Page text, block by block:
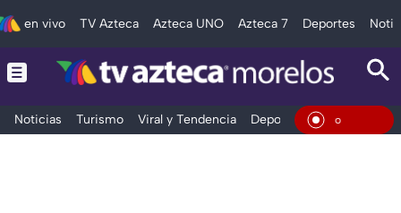
en vivo TV Azteca Azteca UNO Azteca 7 Deportes
Noticias Turismo Viral y Tendencia Deportes Espectáculos
En